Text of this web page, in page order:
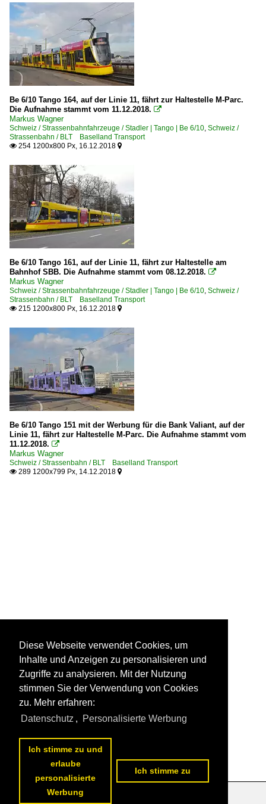
Be 6/10 Tango 164, auf der Linie 11, fährt zur Haltestelle M-Parc.
Die Aufnahme stammt vom 11.12.2018. 
Markus Wagner
Schweiz / Strassenbahnfahrzeuge / Stadler | Tango | Be 6/10, Schweiz /
Strassenbahn / BLT Baselland Transport
 254 1200x800 Px, 16.12.2018 
Be 6/10 Tango 161, auf der Linie 11, fährt zur Haltestelle am
Bahnhof SBB. Die Aufnahme stammt vom 08.12.2018. 
Markus Wagner
Schweiz / Strassenbahnfahrzeuge / Stadler | Tango | Be 6/10, Schweiz /
Strassenbahn / BLT Baselland Transport
 215 1200x800 Px, 16.12.2018 
Be 6/10 Tango 151 mit der Werbung für die Bank Valiant, auf der
Linie 11, fährt zur Haltestelle M-Parc. Die Aufnahme stammt vom
11.12.2018. 
Markus Wagner
Schweiz / Strassenbahn / BLT Baselland Transport
 289 1200x799 Px, 14.12.2018 
Diese Webseite verwendet Cookies, um
Inhalte und Anzeigen zu personalisieren und
Zugriffe zu analysieren. Mit der Nutzung
stimmen Sie der Verwendung von Cookies
zu. Mehr erfahren:
Datenschutz , Personalisierte Werbung
Ich stimme zu und
erlaube
personalisierte
Werbung
Ich stimme zu